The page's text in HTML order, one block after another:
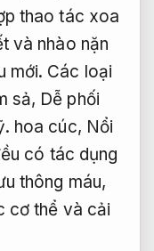
thao tác xoa
và nhào nặn
mới. Các loại
sả, Dễ phối
hoa cúc, Nổi
có tác dụng
thông máu,
cơ thể và cải